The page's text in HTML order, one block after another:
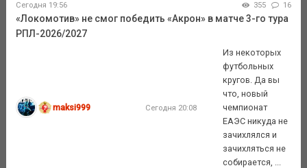
Сегодня 19:56 355 16
«Локомотив» не смог победить «Акрон» в матче 3-го тура
РПЛ-2026/2027
maksi999 Сегодня 20:08
Из некоторых
футбольных
кругов. Да вы
что, новый
чемпионат
ЕАЭС никуда не
зачихлялся и
зачихляться не
собирается, ...